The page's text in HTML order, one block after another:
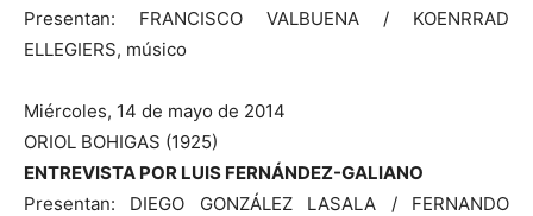
Presentan: FRANCISCO VALBUENA / KOENRRAD
ELLEGIERS, músico
Miércoles, 14 de mayo de 2014
ORIOL BOHIGAS (1925)
ENTREVISTA POR LUIS FERNÁNDEZ-GALIANO
Presentan: DIEGO GONZÁLEZ LASALA / FERNANDO